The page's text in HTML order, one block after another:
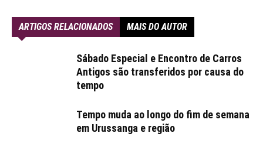
ARTIGOS RELACIONADOS MAIS DO AUTOR
Sábado Especial e Encontro de Carros
Antigos são transferidos por causa do
tempo
Tempo muda ao longo do fim de semana
em Urussanga e região